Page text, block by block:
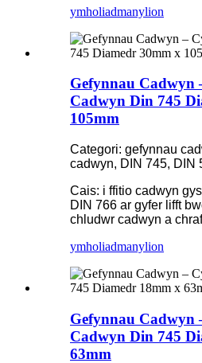
ymholiadmanylion
Gefynnau Cadwyn
Cadwyn Din 745
105mm
Categori: gefynnau
cadwyn, DIN 745, DIN
Cais: i ffitio cadwyn
DIN 766 ar gyfer lifft
chludwr cadwyn a
ymholiadmanylion
Gefynnau Cadwyn
Cadwyn Din 745
63mm